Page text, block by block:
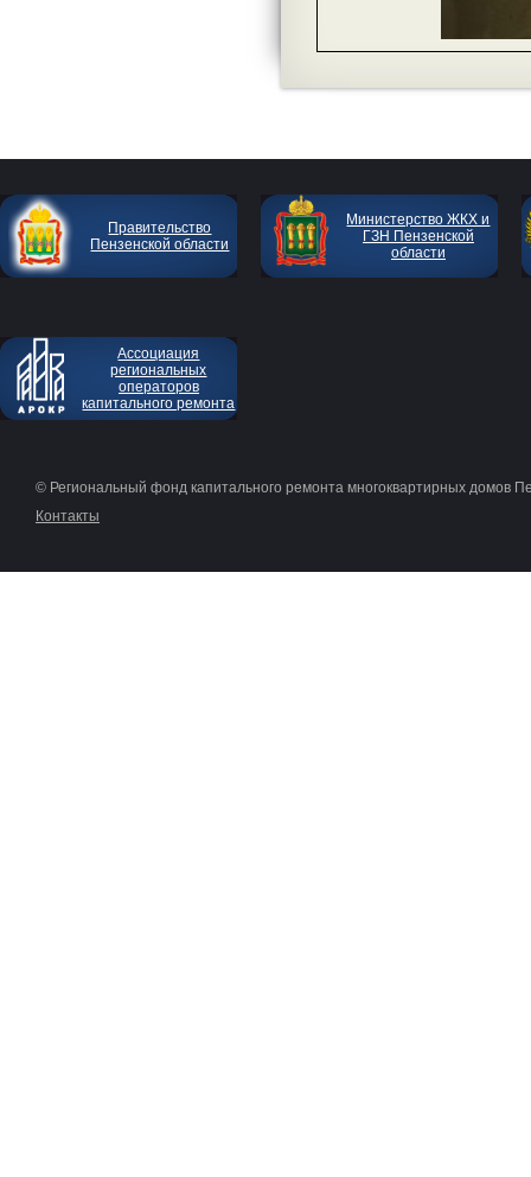
Правительство
Пензенской области
Министерство ЖКХ и
ГЗН Пензенской
области
Ассоциация
региональных
операторов
капитального ремонта
© Региональный фонд капитального ремонта многоквартирных домов
Контакты